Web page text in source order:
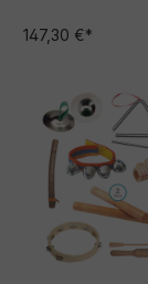
147,30 €*